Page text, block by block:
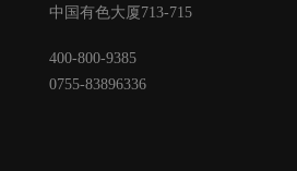
中国有色大厦713-715
400-800-9385
0755-83896336